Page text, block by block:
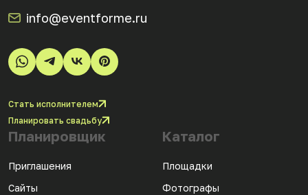
info@eventforme.ru
Стать исполнителем
Планировать свадьбу
Планировщик
Приглашения
Сайты
Каталог
Площадки
Фотографы